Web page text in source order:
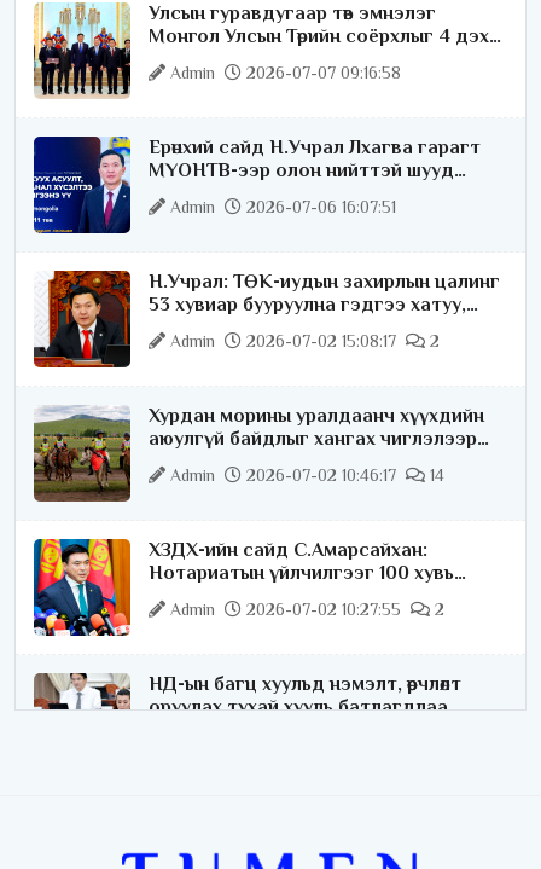
Улсын гуравдугаар төв эмнэлэг
Монгол Улсын Төрийн соёрхлыг 4 дэх
удаагаа хүртлээ
Admin 2026-07-07 09:16:58
Ерөнхий сайд Н.Учрал Лхагва гарагт
МҮОНТВ-ээр олон нийттэй шууд
ярилцана
Admin 2026-07-06 16:07:51
Н.Учрал: ТӨК-иудын захирлын цалинг
53 хувиар бууруулна гэдгээ хатуу,
хариуцлагатайгаар хэлье
Admin 2026-07-02 15:08:17 2
Хурдан морины уралдаанч хүүхдийн
аюулгүй байдлыг хангах чиглэлээр
ажиллаж байна
Admin 2026-07-02 10:46:17 14
ХЗДХ-ийн сайд С.Амарсайхан:
Нотариатын үйлчилгээг 100 хувь
цахимжуулна
Admin 2026-07-02 10:27:55 2
НД-ын багц хуульд нэмэлт, өөрчлөлт
оруулах тухай хууль батлагдлаа
хяналт тавина